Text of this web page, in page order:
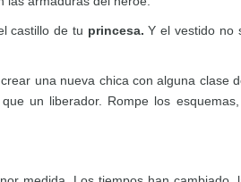
castillo de tu princesa. Y el vestido no
una nueva chica con alguna clase
un liberador. Rompe los